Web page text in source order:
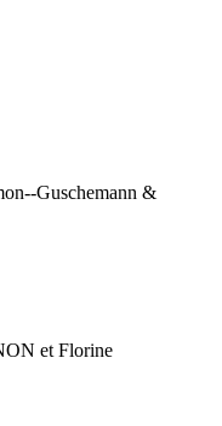
Guschemann &
et Florine